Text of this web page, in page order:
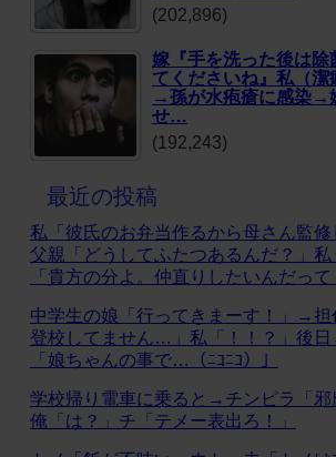
(202,896)
嫁『手を洗った後は除
てくださいね』私（潔
→孫が水疱瘡に感染→
せ…
(192,243)
最近の投稿
私「彼氏のお弁当作るから母さん監
父親「どうしてふたつあるんだ？」
「貴方の分よ。仲直りしたいんだっ
中学生の娘「行ってきまーす！」→担
登校してません…」私「！！？」後
「娘ちゃんの事で…（ﾆｺﾆｺ）」
学校帰り電車に乗ると→チンピラ「邪
俺「は？」チ「テメー表出ろ！」